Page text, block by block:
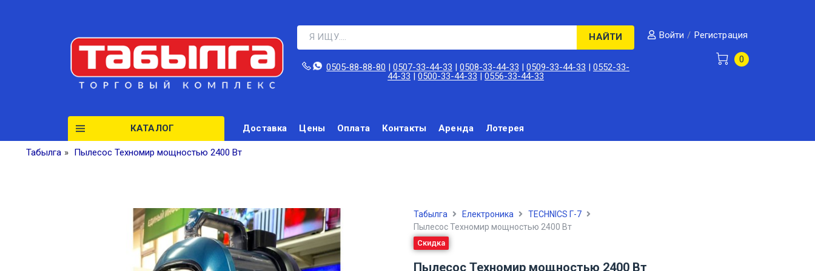
НАЙТИ
0505-88-88-80‬ |0507-33-44-33 |0508-33-44-33 |0509-33-44-33 |0552-33-
44-33 |0500-33-44-33 |0556-33-44-33
Войти / Регистрация
0
КАТАЛОГ Доставка Цены Оплата Контакты Аренда Лотерея
Табылга » Пылесос Техномир мощностью 2400 Вт
Табылга Електроника
TECHNICS Г-7
Пылесос Техномир мощностью 2400 Вт
Скидка
Пылесос Техномир мощностью 2400 Вт